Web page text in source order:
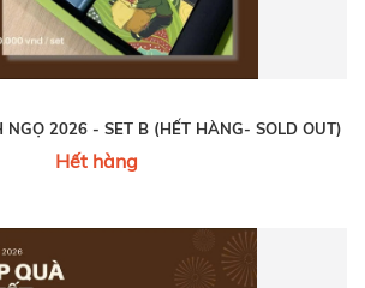
NGỌ 2026 - SET B (HẾT HÀNG- SOLD OUT)
Hết hàng